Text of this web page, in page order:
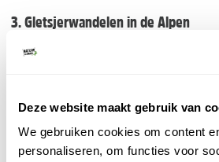
Deze website maakt gebruik van
We gebruiken cookies om content
personaliseren, om functies voor
3. Gletsjerwandelen in de Alpen
Je hoeft niet altijd naar de koude
gletsjers in het Ötztal of de
Zwitserland.